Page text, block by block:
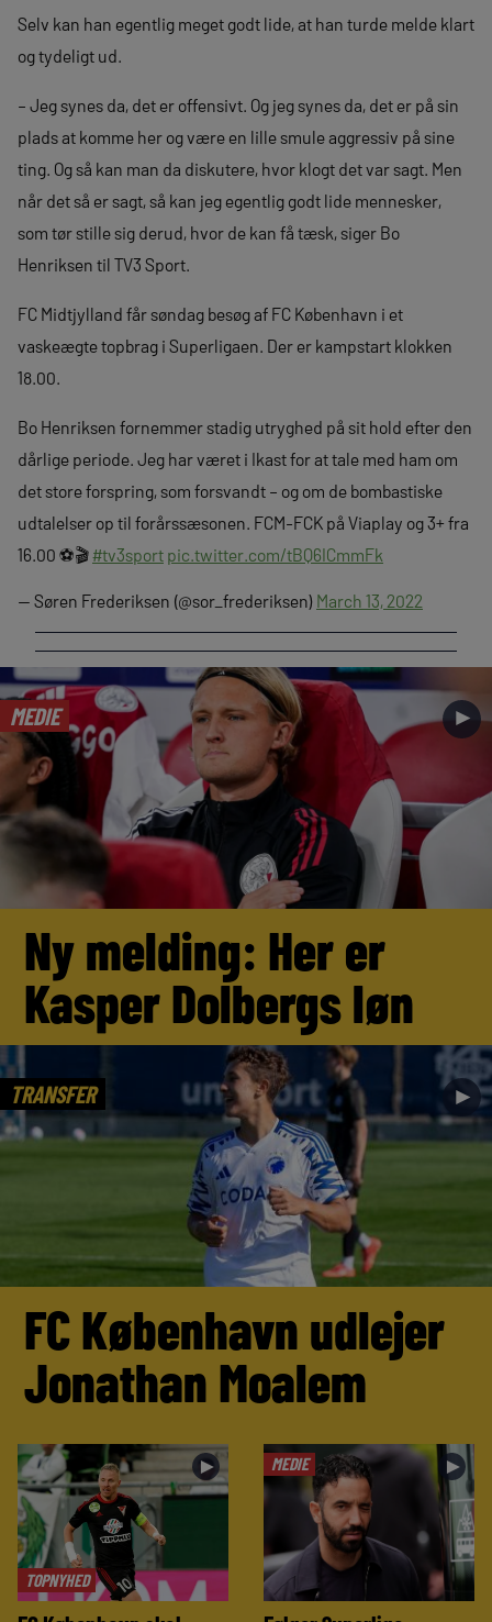
Selv kan han egentlig meget godt lide, at han turde melde klart
og tydeligt ud.
– Jeg synes da, det er offensivt. Og jeg synes da, det er på sin
plads at komme her og være en lille smule aggressiv på sine
ting. Og så kan man da diskutere, hvor klogt det var sagt. Men
når det så er sagt, så kan jeg egentlig godt lide mennesker,
som tør stille sig derud, hvor de kan få tæsk, siger Bo
Henriksen til TV3 Sport.
FC Midtjylland får søndag besøg af FC København i et
vaskeægte topbrag i Superligaen. Der er kampstart klokken
18.00.
Bo Henriksen fornemmer stadig utryghed på sit hold efter den
dårlige periode. Jeg har været i Ikast for at tale med ham om
det store forspring, som forsvandt – og om de bombastiske
udtalelser op til forårssæsonen. FCM-FCK på Viaplay og 3+ fra
16.00 ⚽️🎬#tv3sport pic.twitter.com/tBQ6ICmmFk
— Søren Frederiksen (@sor_frederiksen) March 13, 2022
MEDIE ►
Ny melding: Her er
Kasper Dolbergs løn
TRANSFER ►
FC København udlejer
Jonathan Moalem
TOPNYHED
► MEDIE ►